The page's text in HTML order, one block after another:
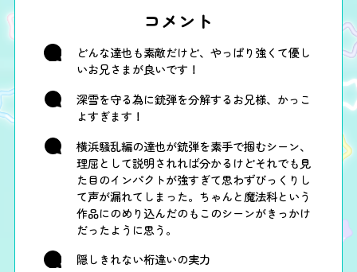
コメント
どんな達也も素敵だけど、やっぱり強くて優し
いお兄さまが良いです！
深雪を守る為に銃弾を分解するお兄様、かっこ
よすぎます！
横浜騒乱編の達也が銃弾を素手で掴むシーン、
理屈として説明されれば分かるけどそれでも見
た目のインパクトが強すぎて思わずびっくりし
て声が漏れてしまった。ちゃんと魔法科という
作品にのめり込んだのもこのシーンがきっかけ
だったように思う。
隠しきれない桁違いの実力